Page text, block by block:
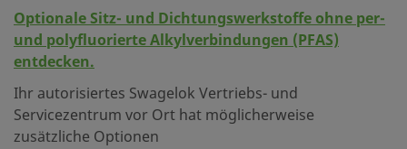
Optionale Sitz- und Dichtungswerkstoffe ohne per-
und polyfluorierte Alkylverbindungen (PFAS)
entdecken.
Ihr autorisiertes Swagelok Vertriebs- und
Servicezentrum vor Ort hat möglicherweise
zusätzliche Optionen